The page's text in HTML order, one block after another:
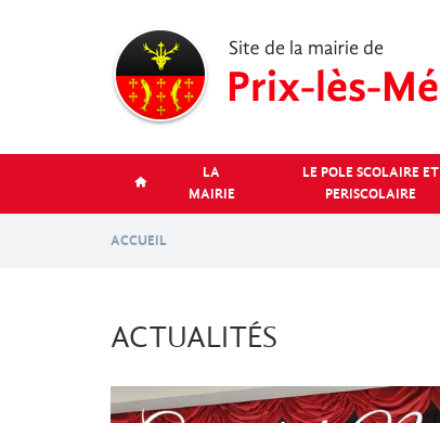
LA
MAIRIE
LE POLE SCOLAIRE ET
PERISCOLAIRE
ACCUEIL
ACTUALITÉS